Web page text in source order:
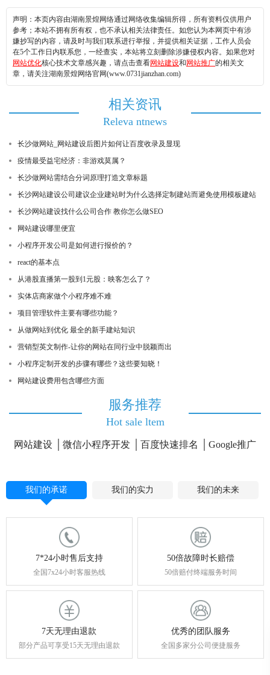
声明：本页内容由湖南景煌网络通过网络收集编辑所得，所有资料仅供用户
参考；本站不拥有所有权，也不承认相关法律责任。如您认为本网页中有涉
嫌抄写的内容，请及时与我们联系进行举报，并提供相关证据，工作人员会
在5个工作日内联系您，一经查实，本站将立刻删除涉嫌侵权内容。如果您对
网站优化核心技术文章感兴趣，请点击查看网站建设和 网站推广的相关文
章，请关注湖南景煌网络官网(www.0731jianzhan.com)
相关资讯
Releva ntnews
长沙做网站_网站建设后图片如何让百度收录及显现
疫情最受益宅经济：非游戏莫属？
长沙做网站需结合分词原理打造文章标题
长沙网站建设公司建议企业建站时为什么选择定制建站而避免使用模板建站
长沙网站建设找什么公司合作 教你怎么做SEO
网站建设哪里便宜
小程序开发公司是如何进行报价的？
react的基本点
从港股直播第一股到1元股：映客怎么了？
实体店商家做个小程序难不难
项目管理软件主要有哪些功能？
从做网站到优化 最全的新手建站知识
营销型英文制作-让你的网站在同行业中脱颖而出
小程序定制开发的步骤有哪些？这些要知晓！
网站建设费用包含哪些方面
服务推荐
Hot sale ltem
网站建设 微信小程序开发 百度快速排名 Google推广
我们的承诺 我们的实力 我们的未来
7*24小时售后支持
全国7x24小时客服热线
50倍故障时长赔偿
50倍赔付终端服务时间
7天无理由退款
部分产品可享受15天无理由退款
优秀的团队服务
全国多家分公司便捷服务